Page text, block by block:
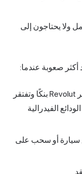
ولا يحتاجون إلى
أنت في الولايات المتحدة، حيث لا تُعتبر Revolut بنكًا وتفتقر
الفيدرالية
سيارة أو سحب على